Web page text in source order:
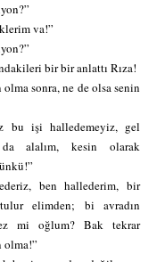
va!”
bir bir anlattı Rıza!
sonra, ne de olsa senin
bu işi halledemeyiz, gel
da alalım, kesin olarak
ben hallederim, bir
elimden; bi avradın
mi oğlum? Bak tekrar
olma!”